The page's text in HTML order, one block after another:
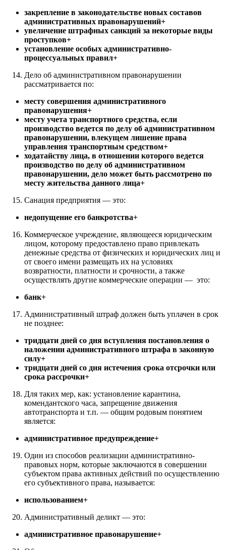
закрепление в законодательстве новых составов
административных правонарушений+
увеличение штрафных санкций за некоторые виды
проступков+
установление особых административно-
процессуальных правил+
Дело об административном правонарушении
рассматривается по:
месту совершения административного
правонарушения+
месту учета транспортного средства, если
производство ведется по делу об административном
правонарушении, влекущем лишение права
управления транспортным средством+
ходатайству лица, в отношении которого ведется
производство по делу об административном
правонарушении, дело может быть рассмотрено по
месту жительства данного лица+
Санация предприятия — это:
недопущение его банкротства+
Коммерческое учреждение, являющееся юридическим
лицом, которому предоставлено право привлекать
денежные средства от физических и юридических лиц и
от своего имени размещать их на условиях
возвратности, платности и срочности, а также
осуществлять другие коммерческие операции — это:
банк+
Административный штраф должен быть уплачен в срок
не позднее:
тридцати дней со дня вступления постановления о
наложении административного штрафа в законную
силу+
тридцати дней со дня истечения срока отсрочки или
срока рассрочки+
Для таких мер, как: установление карантина,
комендантского часа, запрещение движения
автотранспорта и т.п. — общим родовым понятием
является:
административное предупреждение+
Один из способов реализации административно-
правовых норм, которые заключаются в совершении
субъектом права активных действий по осуществлению
его субъективного права, называется:
использованием+
Административный деликт — это:
административное правонарушение+